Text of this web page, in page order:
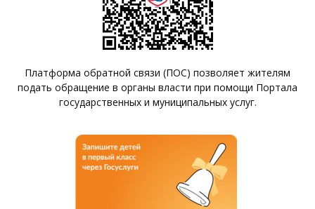
Платформа обратной связи (ПОС) позволяет жителям
подать обращение в органы власти при помощи Портала
государственных и муниципальных услуг.